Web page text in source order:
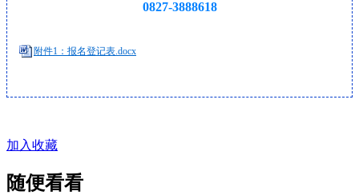
0827-3888618
附件1：报名登记表.docx
加入收藏
随便看看